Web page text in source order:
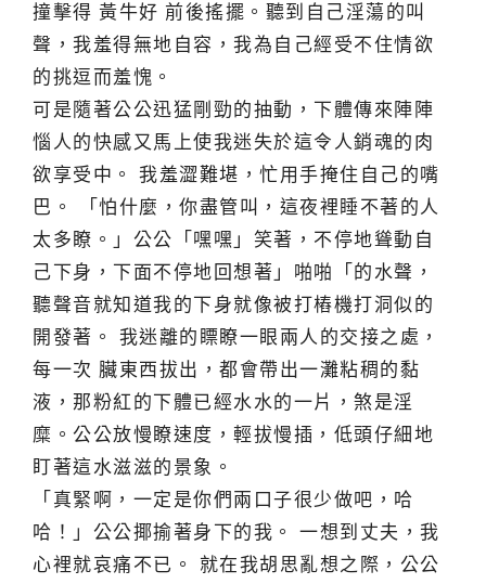
撞擊得 黃牛好 前後搖擺。聽到自己淫蕩的叫
聲，我羞得無地自容，我為自己經受不住情欲
的挑逗而羞愧。
可是隨著公公迅猛剛勁的抽動，下體傳來陣陣
惱人的快感又馬上使我迷失於這令人銷魂的肉
欲享受中。 我羞澀難堪，忙用手掩住自己的嘴
巴。 「怕什麼，你盡管叫，這夜裡睡不著的人
太多瞭。」公公「嘿嘿」笑著，不停地聳動自
己下身，下面不停地回想著」啪啪「的水聲，
聽聲音就知道我的下身就像被打樁機打洞似的
開發著。 我迷離的瞟瞭一眼兩人的交接之處，
每一次 臟東西拔出，都會帶出一灘粘稠的黏
液，那粉紅的下體已經水水的一片，煞是淫
糜。公公放慢瞭速度，輕拔慢插，低頭仔細地
盯著這水滋滋的景象。
「真緊啊，一定是你們兩口子很少做吧，哈
哈！」公公揶揄著身下的我。 一想到丈夫，我
心裡就哀痛不已。 就在我胡思亂想之際，公公